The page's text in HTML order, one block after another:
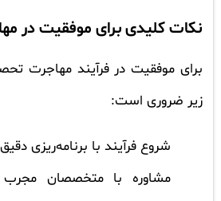
نکات کلیدی برای موفقیت در
برای موفقیت در فرآیند مهاجرت
زیر ضروری است:
شروع فرآیند با برنامه‌ریزی
مشاوره با متخصصان مجرب